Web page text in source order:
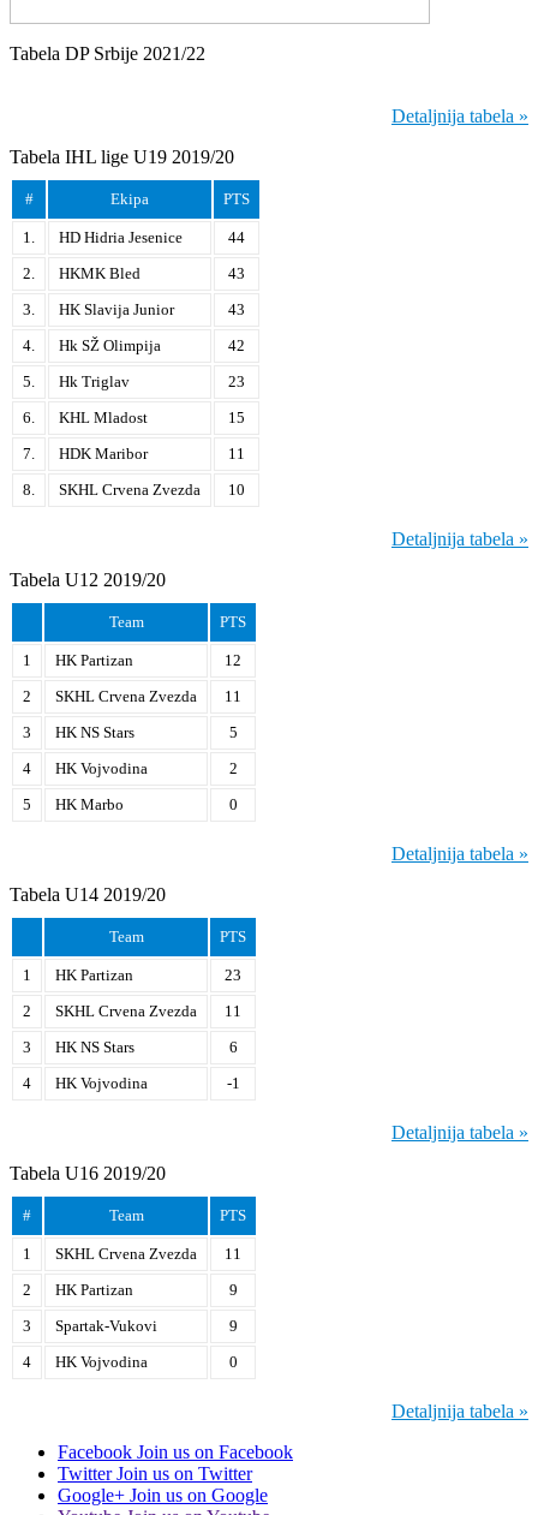
Tabela DP Srbije 2021/22
Detaljnija tabela »
Tabela IHL lige U19 2019/20
# Ekipa PTS
1. HD Hidria Jesenice
44
2.
HKMK Bled
43
3.
HK Slavija Junior
43
4.
Hk SŽ Olimpija
42
5.
Hk Triglav
23
6.
KHL Mladost
15
7.
HDK Maribor
11
8.
SKHL Crvena Zvezda 10
Detaljnija tabela »
Tabela U12 2019/20
Team PTS
1 HK Partizan
12
2
SKHL Crvena Zvezda
11
3
HK NS Stars
5
4
HK Vojvodina
2
5
HK Marbo 0
Detaljnija tabela »
Tabela U14 2019/20
Team PTS
1 HK Partizan
23
2
SKHL Crvena Zvezda
11
3
HK NS Stars
6
4
HK Vojvodina -1
Detaljnija tabela »
Tabela U16 2019/20
# Team PTS
1 SKHL Crvena Zvezda
11
2
HK Partizan
9
3
Spartak-Vukovi
9
4
HK Vojvodina 0
Detaljnija tabela »
Facebook Join us on Facebook
Twitter Join us on Twitter
Google+ Join us on Google